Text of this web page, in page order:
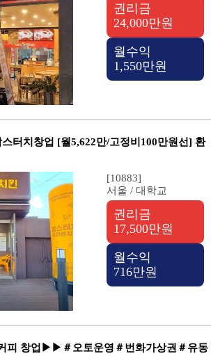
권리금
24,000만원
월수익
1,550만원
터치창업 [월5,622만/고정비100만원선] 환
[10883]
서울 / 대학교
권리금
17,500만원
월수익
716만원
피 창업▶▶＃오토운영＃번화가상권＃유동